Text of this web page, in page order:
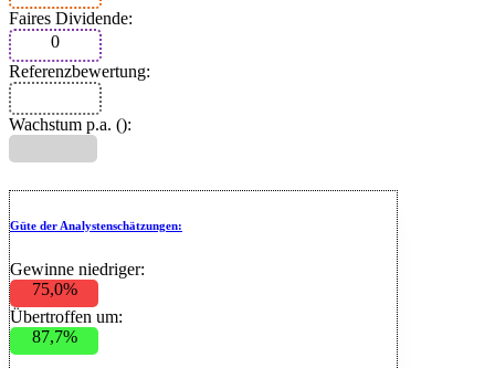
Faires Dividende:
0
Referenzbewertung:
Wachstum p.a. ():
Güte der Analystenschätzungen:
Gewinne niedriger:
75,0%
Übertroffen um:
87,7%